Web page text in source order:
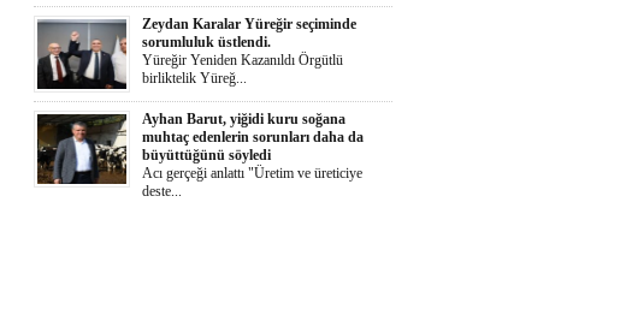
Zeydan Karalar Yüreğir seçiminde
sorumluluk üstlendi.
Yüreğir Yeniden Kazanıldı Örgütlü
birliktelik Yüreğ...
Ayhan Barut, yiğidi kuru soğana
muhtaç edenlerin sorunları daha da
büyüttüğünü söyledi
Acı gerçeği anlattı "Üretim ve üreticiye
deste...